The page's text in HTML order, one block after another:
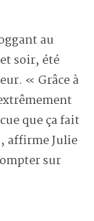
au
soir, été
« Grâce à
que ça fait
affirme Julie
sur